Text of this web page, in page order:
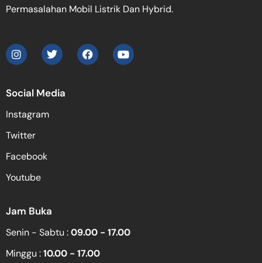
Permasalahan Mobil Listrik Dan Hybrid.
Social Media
Instagram
Twitter
Facebook
Youtube
Jam Buka
Senin - Sabtu :09.00 - 17.00
Minggu :10.00 - 17.00